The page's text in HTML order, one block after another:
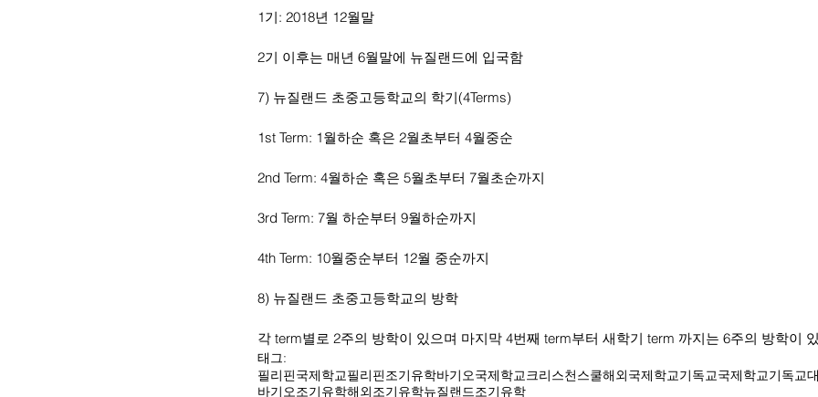
1기: 2018년 12월말
2기 이후는 매년 6월말에 뉴질랜드에 입국함
7) 뉴질랜드 초중고등학교의 학기(4Terms)
1st Term: 1월하순 혹은 2월초부터 4월중순
2nd Term: 4월하순 혹은 5월초부터 7월초순까지
3rd Term: 7월 하순부터 9월하순까지
4th Term: 10월중순부터 12월 중순까지
8) 뉴질랜드 초중고등학교의 방학
각 term별로 2주의 방학이 있으며 마지막 4번째 term부터 새학기 term 까지는 6주의 방학이
태그:
필리핀국제학교필리핀조기유학바기오국제학교크리스천스쿨해외국제학교기독교국제학교기독교
바기오조기유학해외조기유학뉴질랜드조기유학